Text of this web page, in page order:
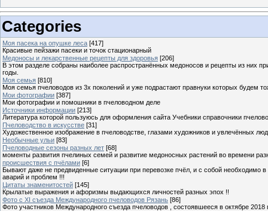
Categories
Моя пасека на опушке леса [417]
Красивые пейзажи пасеки и точок стационарный
Медоносы и лекарственные рецепты для здоровья [206]
В этом разделе собраны наиболее распространённых медоносов и рецепты из них
годы.
Моя семья [810]
Моя семья пчеловодов из 3х поколений и уже подрастают правнуки которых будем
Мои фотографии [387]
Мои фотографии и помошники в пчеловодном деле
Источники информации [213]
Литература которой пользуюсь для оформления сайта Учебники справочники
Пчеловодство в искусстве [31]
Художественное изображение в пчеловодстве, глазами художников и увлечённых
Необычные ульи [83]
Пчеловодные сезоны разных лет [68]
моменты развития пчелиных семей и развитие медоносных растений во времени
происшествия с пчёлами [6]
Бывают даже не предвиденные ситуации при перевозке пчёл, и с собой необходимо
аварий и проблем !!!
Цитаты знаменитостей [145]
Крылатые выражения и афоризмы выдающихся личностей разных эпох !!
Фото с XI съезда Международного пчеловодов Рязань [86]
Фото участников Международного съезда пчеловодов , состоявшееся в октябре 2018